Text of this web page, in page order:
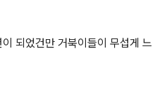
되었건만 거북이들이 무섭게 느